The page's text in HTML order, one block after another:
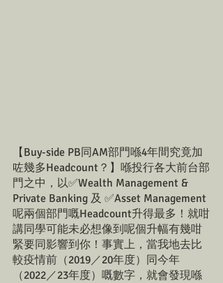
【Buy-side PB同AM部門喺4年間究竟加
咗幾多Headcount？】喺投行各大前台部
門之中，以✅Wealth Management &
Private Banking 及 ✅Asset Management
呢兩個部門嘅Headcount升得最多！就咁
講同學可能未必想像到呢個升幅有幾咁
緊要同影響到你！事實上，當我地去比
較疫情前（2019／20年度）同今年
（2022／23年度）嘅數字，就會發現喺